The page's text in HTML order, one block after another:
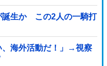
誕生か この2人の一騎打
、海外活動だ！」→視察